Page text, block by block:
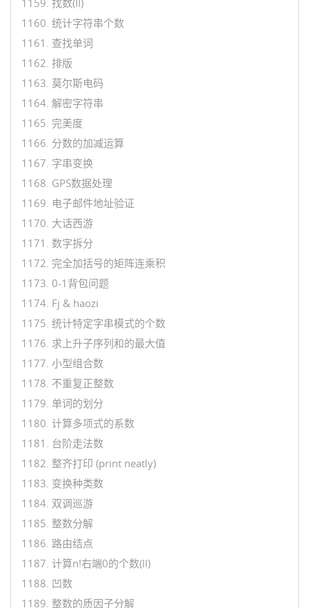
1160. 统计字符串个数
1161. 查找单词
1162. 排版
1163. 莫尔斯电码
1164. 解密字符串
1165. 完美度
1166. 分数的加减运算
1167. 字串变换
1168. GPS数据处理
1169. 电子邮件地址验证
1170. 大话西游
1171. 数字拆分
1172. 完全加括号的矩阵连乘积
1173. 0-1背包问题
1174. Fj & haozi
1175. 统计特定字串模式的个数
1176. 求上升子序列和的最大值
1177. 小型组合数
1178. 不重复正整数
1179. 单词的划分
1180. 计算多项式的系数
1181. 台阶走法数
1182. 整齐打印 (print neatly)
1183. 变换种类数
1184. 双调巡游
1185. 整数分解
1186. 路由结点
1187. 计算n!右端0的个数(II)
1188. 凹数
1189. 整数的质因子分解